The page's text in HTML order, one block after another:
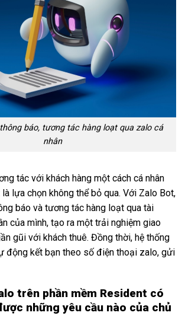
báo, tương tác hàng loạt qua zalo cá
nhân
tác với khách hàng một cách cá nhân
lựa chọn không thể bỏ qua. Với Zalo Bot,
báo và tương tác hàng loạt qua tài
của mình, tạo ra một trải nghiệm giao
gũi với khách thuê. Đồng thời, hệ thống
động kết bạn theo số điện thoại zalo, gửi
trên phần mềm Resident có
những yêu cầu nào của chủ